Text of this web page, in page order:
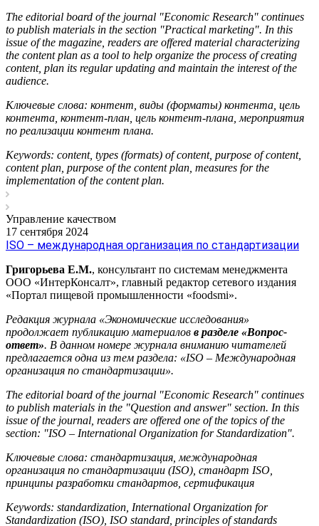
The editorial board of the journal "Economic Research" continues
to publish materials in the section "Practical marketing". In this
issue of the magazine, readers are offered material characterizing
the content plan as a tool to help organize the process of creating
content, plan its regular updating and maintain the interest of the
audience.
Ключевые слова: контент, виды (форматы) контента, цель
контента, контент-план, цель контент-плана, мероприятия
по реализации контент плана.
Keywords: content, types (formats) of content, purpose of content,
content plan, purpose of the content plan, measures for the
implementation of the content plan.
Управление качеством
17 сентября 2024
ISO – международная организация по стандартизации
Григорьева Е.М., консультант по системам менеджмента
ООО «ИнтерКонсалт», главный редактор сетевого издания
«Портал пищевой промышленности «foodsmi».
Редакция журнала «Экономические исследования»
продолжает публикацию материалов в разделе «Вопрос-
ответ». В данном номере журнала вниманию читателей
предлагается одна из тем раздела: «ISO – Международная
организация по стандартизации».
The editorial board of the journal "Economic Research" continues
to publish materials in the "Question and answer" section. In this
issue of the journal, readers are offered one of the topics of the
section: "ISO – International Organization for Standardization".
Ключевые слова: стандартизация, международная
организация по стандартизации (ISO), стандарт ISO,
принципы разработки стандартов, сертификация
Keywords: standardization, International Organization for
Standardization (ISO), ISO standard, principles of standards